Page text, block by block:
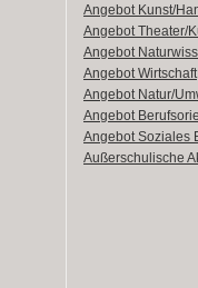
Angebot Kunst/
Angebot Theater/
Angebot
Angebot Wirtschaft
Angebot Natur/
Angebot
Angebot Soziales
Außerschulische